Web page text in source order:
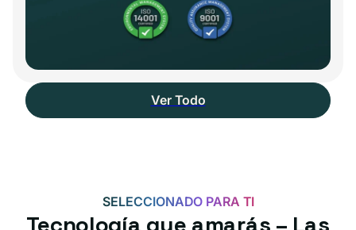
Ver Todo
SELECCIONADO PARA TI
Tecnología que amarás – Las